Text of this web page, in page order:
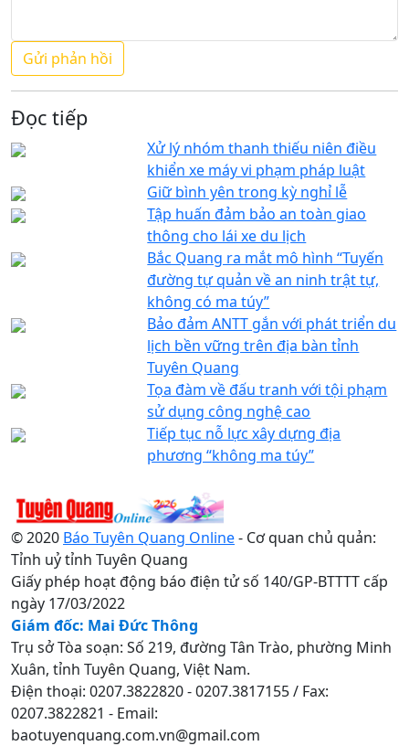
Đọc tiếp
Xử lý nhóm thanh thiếu niên điều
khiển xe máy vi phạm pháp luật
Giữ bình yên trong kỳ nghỉ lễ
Tập huấn đảm bảo an toàn giao
thông cho lái xe du lịch
Bắc Quang ra mắt mô hình “Tuyến
đường tự quản về an ninh trật tự,
không có ma túy”
Bảo đảm ANTT gắn với phát triển du
lịch bền vững trên địa bàn tỉnh
Tuyên Quang
Tọa đàm về đấu tranh với tội phạm
sử dụng công nghệ cao
Tiếp tục nỗ lực xây dựng địa
phương “không ma túy”
© 2020 Báo Tuyên Quang Online- Cơ quan chủ quản:
Tỉnh uỷ tỉnh Tuyên Quang
Giấy phép hoạt động báo điện tử số 140/GP-BTTTT cấp
ngày 17/03/2022
Giám đốc: Mai Đức Thông
Trụ sở Tòa soạn: Số 219, đường Tân Trào, phường Minh
Xuân, tỉnh Tuyên Quang, Việt Nam.
Điện thoại: 0207.3822820 - 0207.3817155 / Fax:
0207.3822821 - Email:
baotuyenquang.com.vn@gmail.com